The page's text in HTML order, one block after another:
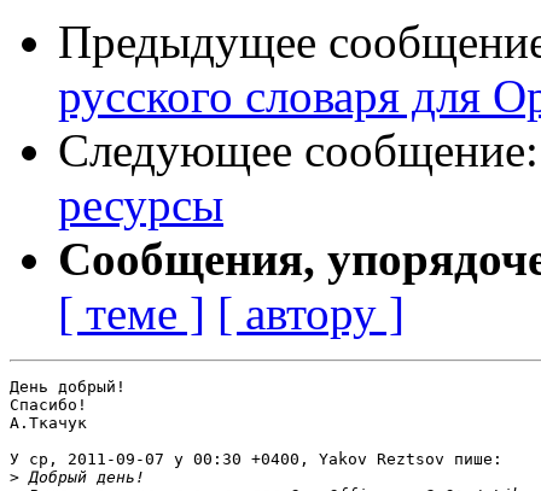
Предыдущее
русского словаря для
Следующее
ресурсы
Сообщения,
[ теме ] [ автору ]
День добрый!
Спасибо!
А.Ткачук
У ср, 2011-09-07 у 00:30 +0400, Yakov Reztsov пише:
>